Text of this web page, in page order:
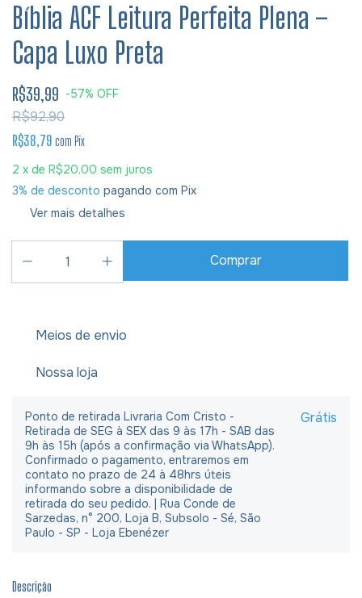
Bíblia ACF Leitura Perfeita Plena –
Capa Luxo Preta
R$39,99 -57% OFF
R$92,90
R$38,79 com Pix
2 x de R$20,00 sem juros
3% de desconto pagando com Pix
Ver mais detalhes
Meios de envio
Nossa loja
Ponto de retirada Livraria Com Cristo -
Retirada de SEG à SEX das 9 às 17h - SAB das
9h às 15h (após a confirmação via WhatsApp).
Confirmado o pagamento, entraremos em
contato no prazo de 24 à 48hrs úteis
informando sobre a disponibilidade de
retirada do seu pedido. | Rua Conde de
Sarzedas, n° 200, Loja B, Subsolo - Sé, São
Paulo - SP - Loja Ebenézer
Grátis
Descrição